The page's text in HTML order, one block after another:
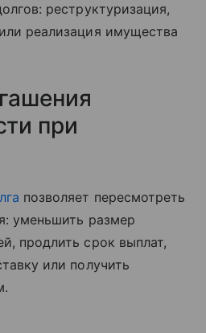
реструктуризация,
реализация имущества
при
позволяет пересмотреть
уменьшить размер
продлить срок выплат,
или получить